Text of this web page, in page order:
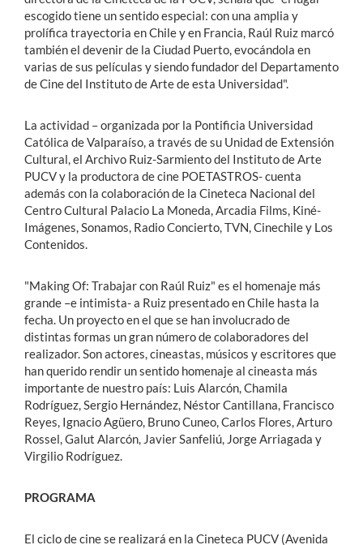
escogido tiene un sentido especial: con una amplia y
prolífica trayectoria en Chile y en Francia, Raúl Ruiz marcó
también el devenir de la Ciudad Puerto, evocándola en
varias de sus películas y siendo fundador del Departamento
de Cine del Instituto de Arte de esta Universidad".
La actividad – organizada por la Pontificia Universidad
Católica de Valparaíso, a través de su Unidad de Extensión
Cultural, el Archivo Ruiz-Sarmiento del Instituto de Arte
PUCV y la productora de cine POETASTROS- cuenta
además con la colaboración de la Cineteca Nacional del
Centro Cultural Palacio La Moneda, Arcadia Films, Kiné-
Imágenes, Sonamos, Radio Concierto, TVN, Cinechile y Los
Contenidos.
"Making Of: Trabajar con Raúl Ruiz" es el homenaje más
grande –e intimista- a Ruiz presentado en Chile hasta la
fecha. Un proyecto en el que se han involucrado de
distintas formas un gran número de colaboradores del
realizador. Son actores, cineastas, músicos y escritores que
han querido rendir un sentido homenaje al cineasta más
importante de nuestro país: Luis Alarcón, Chamila
Rodríguez, Sergio Hernández, Néstor Cantillana, Francisco
Reyes, Ignacio Agüero, Bruno Cuneo, Carlos Flores, Arturo
Rossel, Galut Alarcón, Javier Sanfeliú, Jorge Arriagada y
Virgilio Rodríguez.
PROGRAMA
El ciclo de cine se realizará en la Cineteca PUCV (Avenida